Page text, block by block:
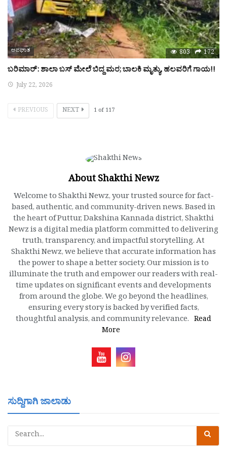
ಅಪಘಾತ 803 172
ಬರಿಮಾರ್: ಶಾಲಾ ಬಸ್ ಮೇಲೆ ಬಿದ್ದ ಮರ; ಬಾಲಕಿ ಮೃತ್ಯು, ಹಲವರಿಗೆ ಗಾಯ!!
July 22, 2026
PREVIOUS NEXT 1 of117
About Shakthi Newz
Welcome to Shakthi Newz, your trusted source for fact-
based, authentic, and community-driven news. Based in
the heart of Puttur, Dakshina Kannada district, Shakthi
Newz is a digital media platform committed to delivering
truth, transparency, and impactful storytelling. At
Shakthi Newz, we believe that accurate information has
the power to shape a better society. Our mission is to
illuminate the truth and empower our readers with real-
time updates on significant events and developments
from around the globe. We go beyond the headlines,
ensuring every story is backed by verified facts,
thoughtful analysis, and community relevance. Read
More
ಸುದ್ದಿಗಾಗಿ ಜಾಲಾಡು